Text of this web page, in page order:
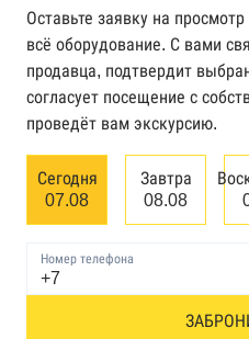
Федерального
Картотека
арбитражного суда
Единый федеральный
банкротстве
Реестр товарных
Оставьте заявку на
всё оборудование. С вами
продавца, подтвердит
согласует посещение с
проведёт вам экскурсию.
Сегодня
07.08
Завтра
08.08
Номер телефона